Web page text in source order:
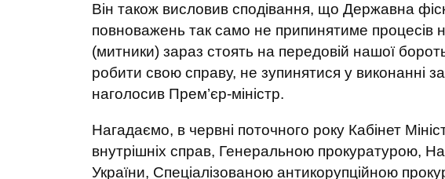
Він також висловив сподівання, що Державна
повноважень так само не припинятиме процесів
(митники) зараз стоять на передовій нашої
робити свою справу, не зупинятися у виконанні
наголосив Прем’єр-міністр.
Нагадаємо, в червні поточного року Кабінет
внутрішніх справ, Генеральною прокуратурою,
України, Спеціалізованою антикорупційною